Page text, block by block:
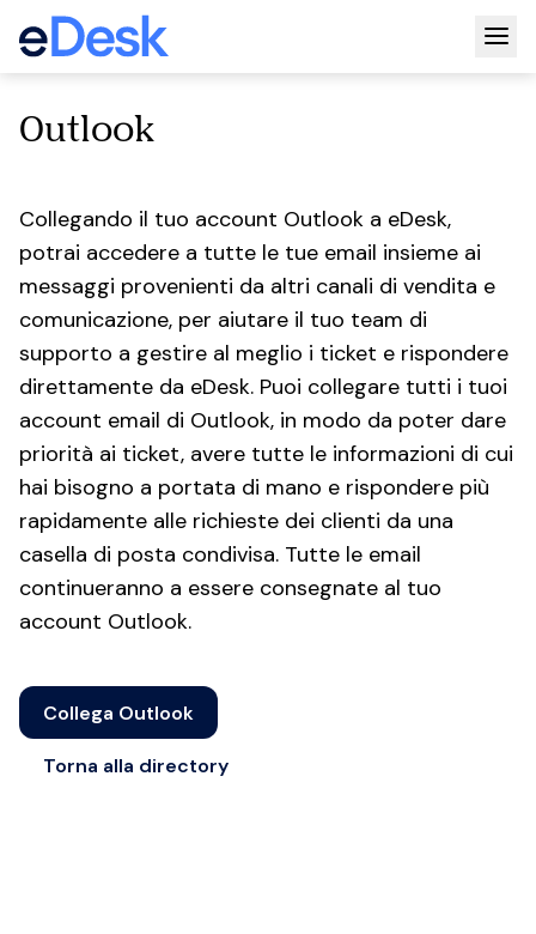
Outlook
Collegando il tuo account Outlook a eDesk,
potrai accedere a tutte le tue email insieme ai
messaggi provenienti da altri canali di vendita e
comunicazione, per aiutare il tuo team di
supporto a gestire al meglio i ticket e rispondere
direttamente da eDesk. Puoi collegare tutti i tuoi
account email di Outlook, in modo da poter dare
priorità ai ticket, avere tutte le informazioni di cui
hai bisogno a portata di mano e rispondere più
rapidamente alle richieste dei clienti da una
casella di posta condivisa. Tutte le email
continueranno a essere consegnate al tuo
account Outlook.
Collega Outlook
Torna alla directory